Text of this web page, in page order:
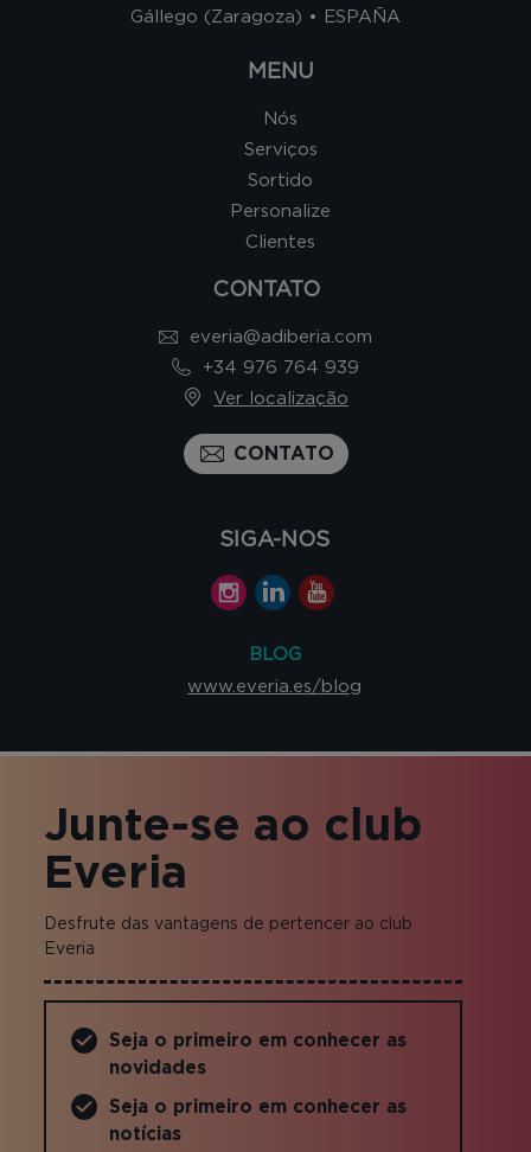
Gállego (Zaragoza) • ESPAÑA
MENU
Nós
Serviços
Sortido
Personalize
Clientes
CONTATO
everia@adiberia.com
+34 976 764 939
Ver localização
CONTATO
SIGA-NOS
BLOG
www.everia.es/blog
Junte-se ao club
Everia
Desfrute das vantagens de pertencer ao club
Everia
Seja o primeiro em conhecer as
novidades
Seja o primeiro em conhecer as
notícias